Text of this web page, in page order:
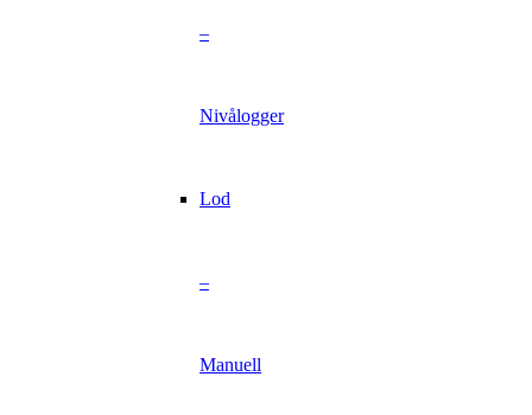
–
Nivålogger
Lod
–
Manuell